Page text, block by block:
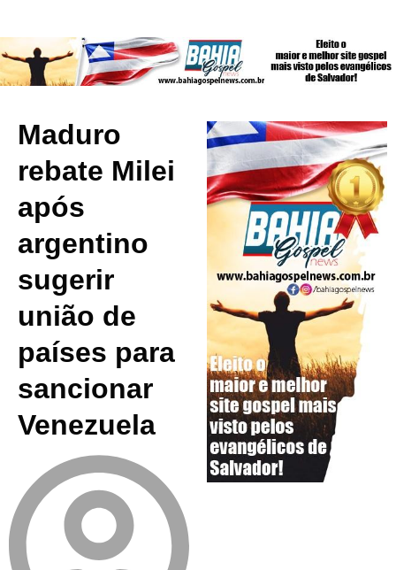
Maduro
rebate Milei
após
argentino
sugerir
união de
países para
sancionar
Venezuela